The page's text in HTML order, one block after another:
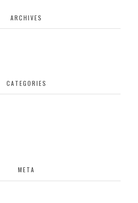
ARCHIVES
CATEGORIES
META